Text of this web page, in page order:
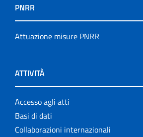
PNRR
Attuazione misure PNRR
ATTIVITÀ
Accesso agli atti
Basi di dati
Collaborazioni internazionali